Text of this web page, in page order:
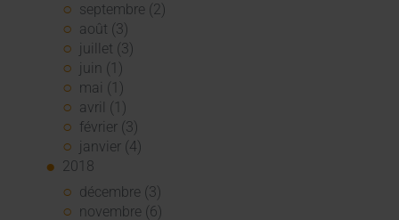
septembre (2)
août (3)
juillet (3)
juin (1)
mai (1)
avril (1)
février (3)
janvier (4)
2018
décembre (3)
novembre (6)